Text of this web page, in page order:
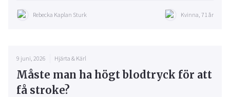
Rebecka Kaplan Sturk Kvinna, 71 år
9 juni, 2026 Hjärta & Kärl
Måste man ha högt blodtryck för att
få stroke?